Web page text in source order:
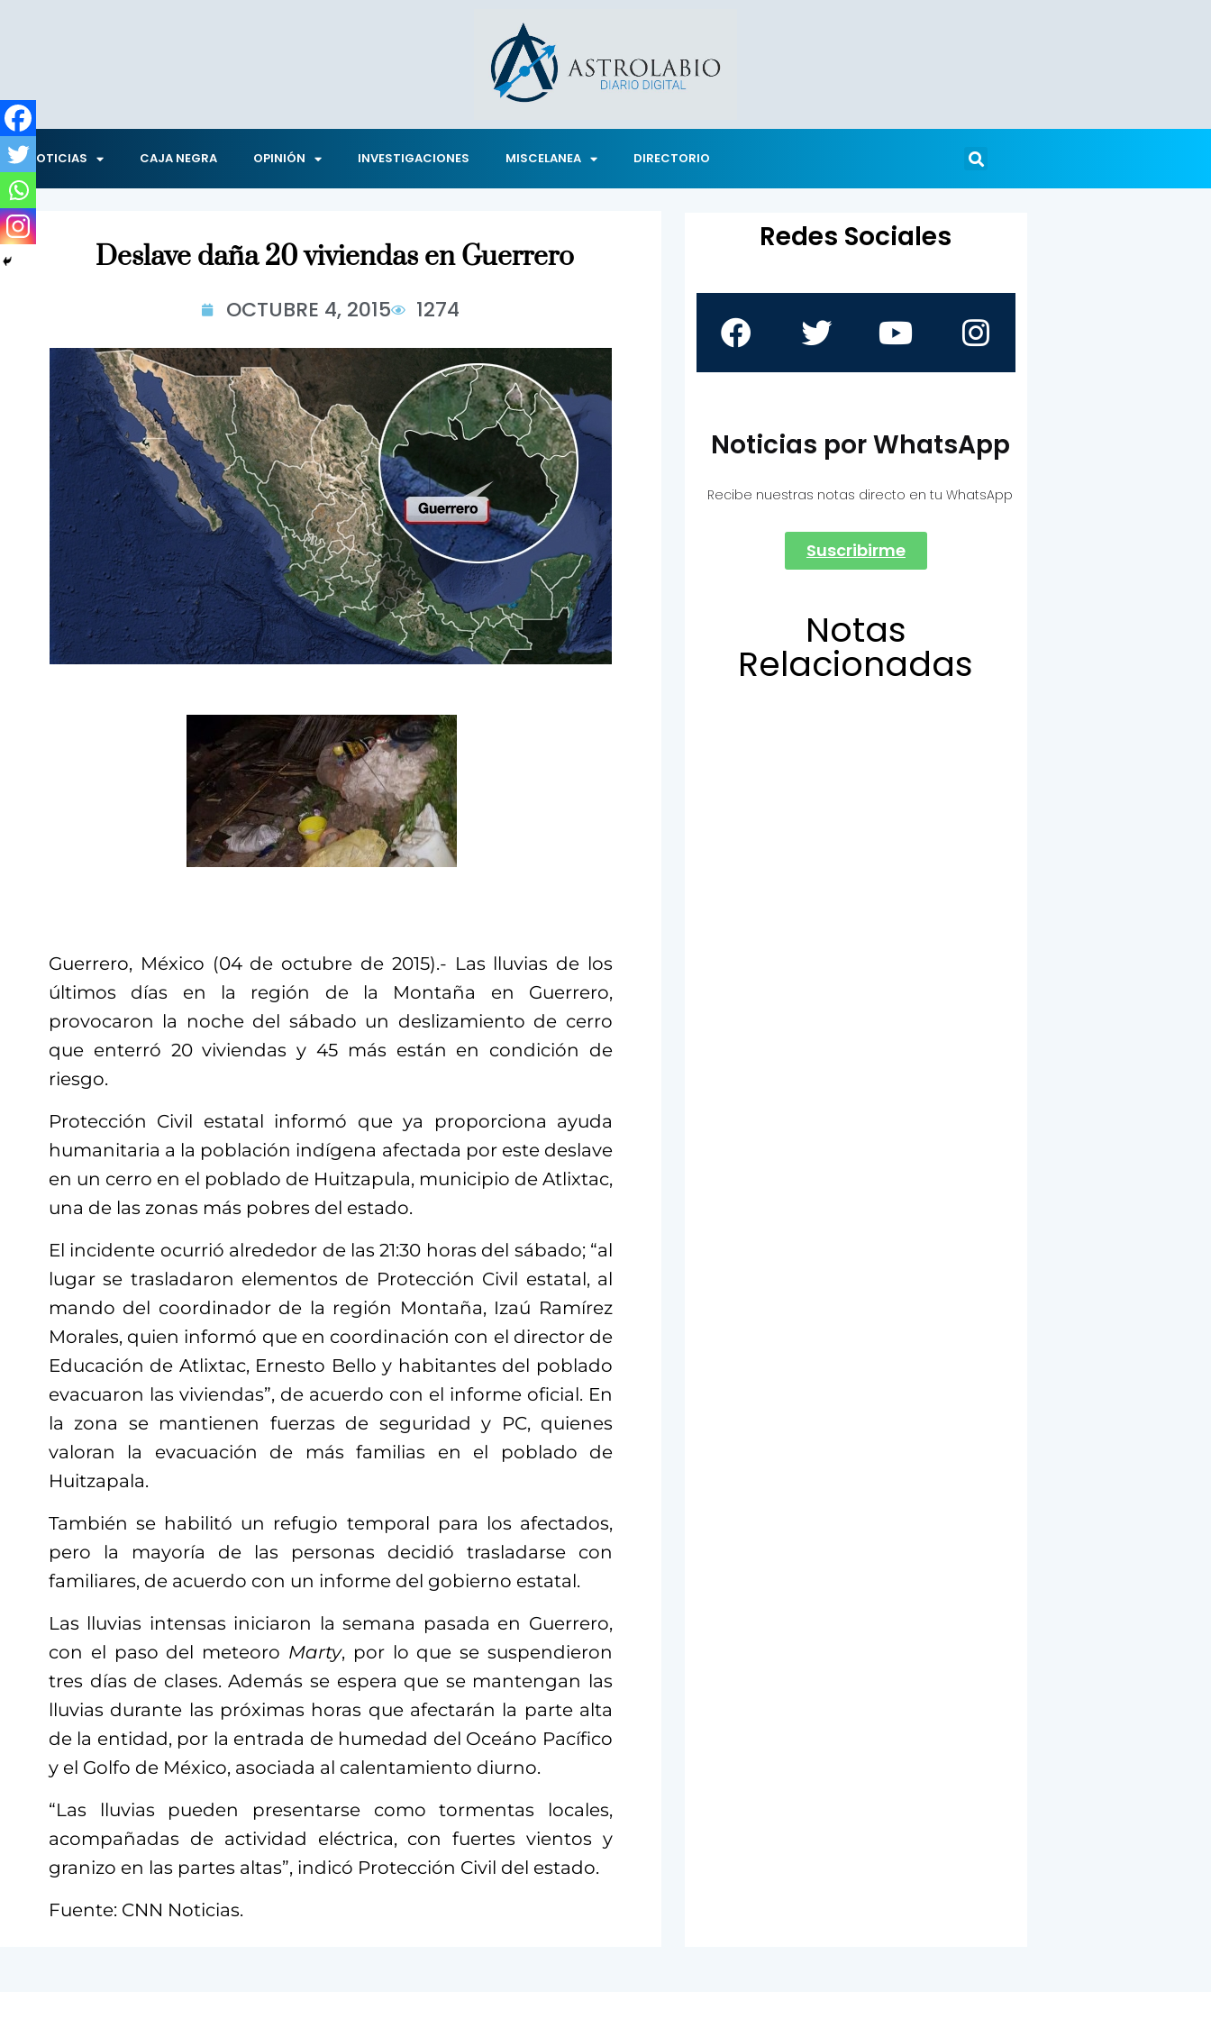
NOTICIAS CAJA NEGRA OPINIÓN INVESTIGACIONES MISCELANEA DIRECTORIO
Deslave daña 20 viviendas en Guerrero
OCTUBRE 4, 2015 1274
Guerrero, México (04 de octubre de 2015).- Las lluvias de los
últimos días en la región de la Montaña en Guerrero,
provocaron la noche del sábado un deslizamiento de cerro
que enterró 20 viviendas y 45 más están en condición de
riesgo.
Protección Civil estatal informó que ya proporciona ayuda
humanitaria a la población indígena afectada por este deslave
en un cerro en el poblado de Huitzapula, municipio de Atlixtac,
una de las zonas más pobres del estado.
El incidente ocurrió alrededor de las 21:30 horas del sábado; “al
lugar se trasladaron elementos de Protección Civil estatal, al
mando del coordinador de la región Montaña, Izaú Ramírez
Morales, quien informó que en coordinación con el director de
Educación de Atlixtac, Ernesto Bello y habitantes del poblado
evacuaron las viviendas”, de acuerdo con el informe oficial. En
la zona se mantienen fuerzas de seguridad y PC, quienes
valoran la evacuación de más familias en el poblado de
Huitzapala.
También se habilitó un refugio temporal para los afectados,
pero la mayoría de las personas decidió trasladarse con
familiares, de acuerdo con un informe del gobierno estatal.
Las lluvias intensas iniciaron la semana pasada en Guerrero,
con el paso del meteoro Marty, por lo que se suspendieron
tres días de clases. Además se espera que se mantengan las
lluvias durante las próximas horas que afectarán la parte alta
de la entidad, por la entrada de humedad del Oceáno Pacífico
y el Golfo de México, asociada al calentamiento diurno.
“Las lluvias pueden presentarse como tormentas locales,
acompañadas de actividad eléctrica, con fuertes vientos y
granizo en las partes altas”, indicó Protección Civil del estado.
Fuente: CNN Noticias.
Redes Sociales
Noticias por WhatsApp
Recibe nuestras notas directo en tu WhatsApp
Suscribirme
Notas
Relacionadas